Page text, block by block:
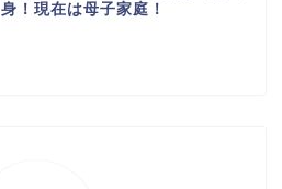
身！現在は母子家庭！